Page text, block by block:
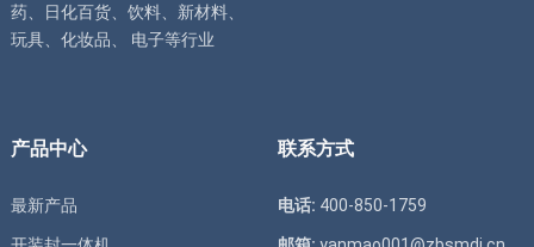
药、日化百货、饮料、新材料、
玩具、化妆品、 电子等行业
产品中心
最新产品
联系方式
电话: 400-850-1759